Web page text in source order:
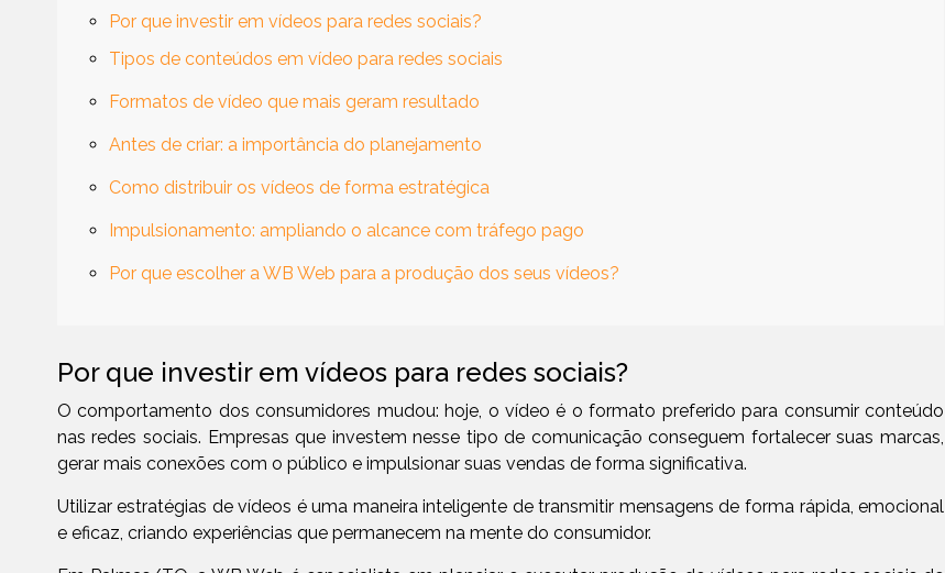
Por que investir em vídeos para redes sociais?
Tipos de conteúdos em vídeo para redes sociais
Formatos de vídeo que mais geram resultado
Antes de criar: a importância do planejamento
Como distribuir os vídeos de forma estratégica
Impulsionamento: ampliando o alcance com tráfego pago
Por que escolher a WB Web para a produção dos seus vídeos?
Por que investir em vídeos para redes sociais?
O comportamento dos consumidores mudou: hoje, o vídeo é o formato preferido para consumir conteúdo
nas redes sociais. Empresas que investem nesse tipo de comunicação conseguem fortalecer suas marcas,
gerar mais conexões com o público e impulsionar suas vendas de forma significativa.
Utilizar estratégias de vídeos é uma maneira inteligente de transmitir mensagens de forma rápida, emocional
e eficaz, criando experiências que permanecem na mente do consumidor.